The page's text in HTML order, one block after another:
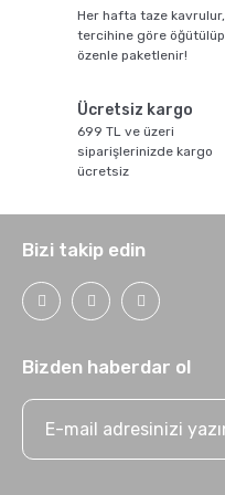
Pratik Filtre Kahve
Kafeinsiz Kahveler
Çözünebilir Kahve
Çekirdek Kahve
Öğütülmüş Kahve
Moka Pot
Aeropress
Makine Temizleyiciler
Kahve Öğütücüleri
Termoslar
Her hafta taze kavrulur,
tercihine göre öğütülüp
özenle paketlenir!
Ücretsiz kargo
699 TL ve üzeri
siparişlerinizde kargo
ücretsiz
Bizi takip edin
Bizden haberdar ol